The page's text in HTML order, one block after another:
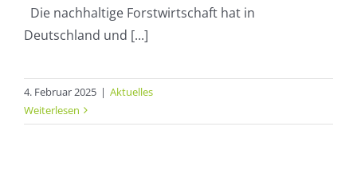
Die nachhaltige Forstwirtschaft hat in
Deutschland und [...]
4. Februar 2025 | Aktuelles
Weiterlesen